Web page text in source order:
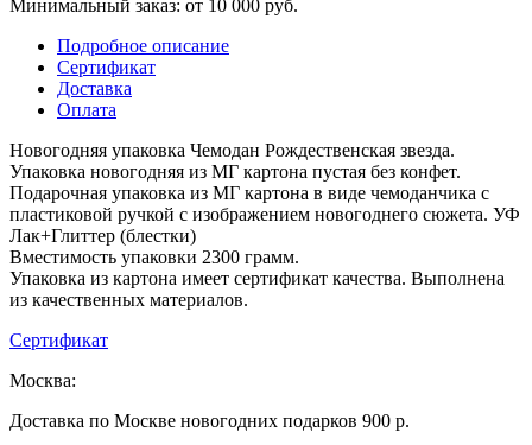
Минимальный заказ: от 10 000 руб.
Подробное описание
Сертификат
Доставка
Оплата
Новогодняя упаковка Чемодан Рождественская звезда.
Упаковка новогодняя из МГ картона пустая без конфет.
Подарочная упаковка из МГ картона в виде чемоданчика с
пластиковой ручкой с изображением новогоднего сюжета. УФ
Лак+Глиттер (блестки)
Вместимость упаковки 2300 грамм.
Упаковка из картона имеет сертификат качества. Выполнена
из качественных материалов.
Сертификат
Москва:
Доставка по Москве новогодних подарков 900 р.